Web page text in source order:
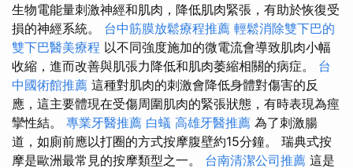
生物電能量刺激神經和肌肉，降低肌肉緊張，有助於恢復受
損的神經系統。 台中筋膜放鬆療程推薦 輕鬆消除雙下巴的
雙下巴醫美療程 以不同強度施加的微電流會導致肌肉小幅
收縮，進而改善與肌張力降低和肌肉萎縮相關的病症。 台
中國術館推薦 這種對肌肉的刺激會降低身體對傷害的反
應，這主要體現在受傷周圍肌肉的緊張狀態，有時表現為痙
攣性結。 專業牙醫推薦 白蟻 高雄牙醫推薦 為了刺激腸
道，如廁前應以打圈的方式按摩腹壁約15分鐘。 瑞典式按
摩是歐洲最常見的按摩類型之一。 台南清潔公司推薦 這是